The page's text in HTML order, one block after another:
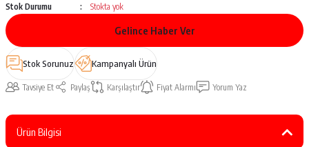
Stok Durumu
Stokta yok
Gelince Haber Ver
Stok Sorunuz Kampanyalı Ürün
Tavsiye Et Paylaş Karşılaştır Fiyat Alarmı Yorum Yaz
Ürün Bilgisi